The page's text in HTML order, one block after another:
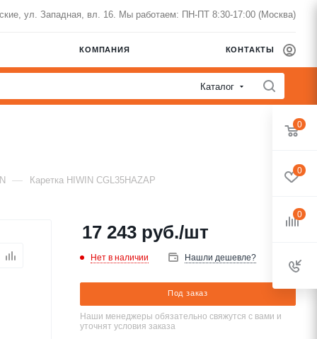
ул. Западная, вл. 16. Мы работаем: ПН-ПТ 8:30-17:00 (Москва)
КОМПАНИЯ КОНТАКТЫ
Каталог
— Каретка HIWIN CGL35HAZAP
17 243 руб./шт
Нет в наличии Нашли дешевле?
Под заказ
Наши менеджеры обязательно свяжутся с вами и
уточнят условия заказа
0
0
0